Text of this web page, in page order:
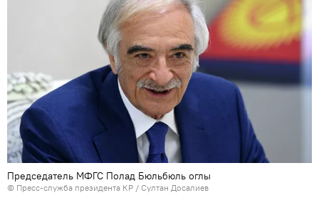
Председатель МФГС Полад Бюльбюль оглы
© Пресс-служба президента КР / Султан Досалиев